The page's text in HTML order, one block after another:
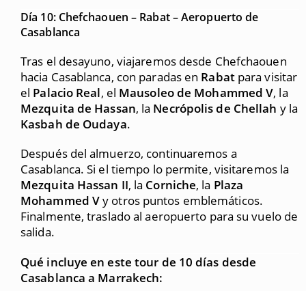
Día 10: Chefchaouen – Rabat – Aeropuerto de
Casablanca
Tras el desayuno, viajaremos desde Chefchaouen
hacia Casablanca, con paradas en Rabatpara visitar
el Palacio Real, el Mausoleo de Mohammed V, la
Mezquita de Hassan, la Necrópolis de Chellah y la
Kasbah de Oudaya.
Después del almuerzo, continuaremos a
Casablanca. Si el tiempo lo permite, visitaremos la
Mezquita Hassan II, la Corniche, la Plaza
Mohammed Vy otros puntos emblemáticos.
Finalmente, traslado al aeropuerto para su vuelo de
salida.
Qué incluye en este tour de 10 días desde
Casablanca a Marrakech: